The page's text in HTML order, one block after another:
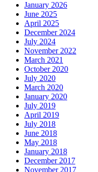
January 2026
June 2025
April 2025
December 2024
July 2024
November 2022
March 2021
October 2020
July 2020
March 2020
January 2020
July 2019
April 2019
July 2018
June 2018
May 2018
January 2018
December 2017
November 2017